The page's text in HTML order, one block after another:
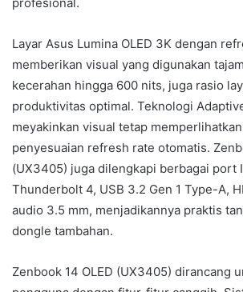
Layar Asus Lumina OLED 3K dengan
memberikan visual yang digunakan
kecerahan hingga 600 nits, juga rasio
produktivitas optimal. Teknologi
meyakinkan visual tetap
penyesuaian refresh rate otomatis.
(UX3405) juga dilengkapi berbagai port
Thunderbolt 4, USB 3.2 Gen 1 Type-A,
audio 3.5 mm, menjadikannya praktis
dongle tambahan.
Zenbook 14 OLED (UX3405) dirancang